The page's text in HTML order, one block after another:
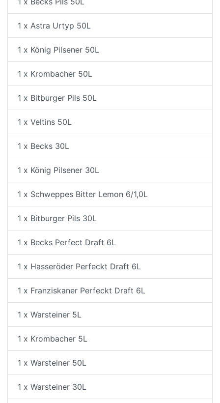
1 x Astra Urtyp 50L
1 x König Pilsener 50L
1 x Krombacher 50L
1 x Bitburger Pils 50L
1 x Veltins 50L
1 x Becks 30L
1 x König Pilsener 30L
1 x Schweppes Bitter Lemon 6/1,0L
1 x Bitburger Pils 30L
1 x Becks Perfect Draft 6L
1 x Hasseröder Perfeckt Draft 6L
1 x Franziskaner Perfeckt Draft 6L
1 x Warsteiner 5L
1 x Krombacher 5L
1 x Warsteiner 50L
1 x Warsteiner 30L